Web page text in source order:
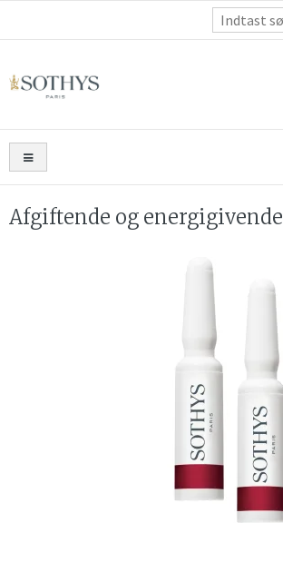
Afgiftende og energigivende